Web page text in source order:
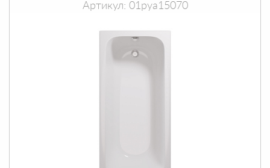
Артикул: 01руа15070